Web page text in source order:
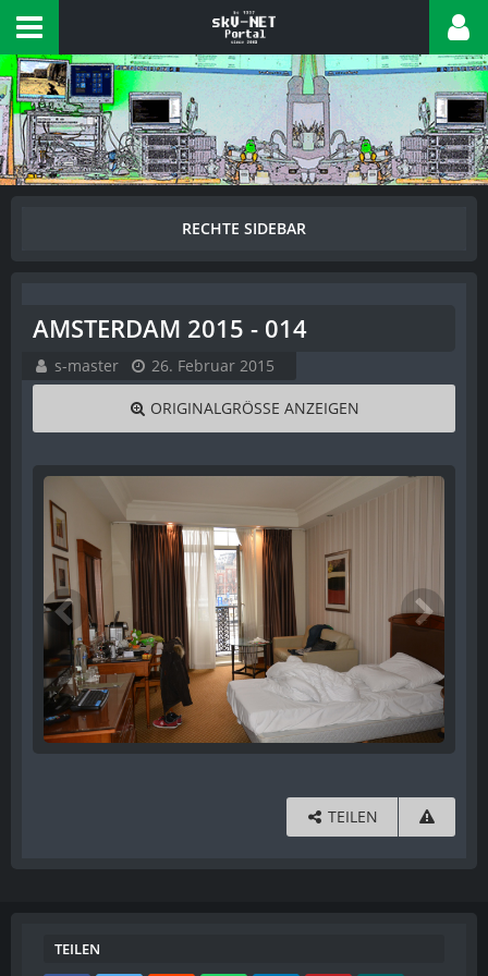
AMSTERDAM 2015 - 014
s-master 26. Februar 2015
ORIGINALGRÖSSE ANZEIGEN
TEILEN
TEILEN